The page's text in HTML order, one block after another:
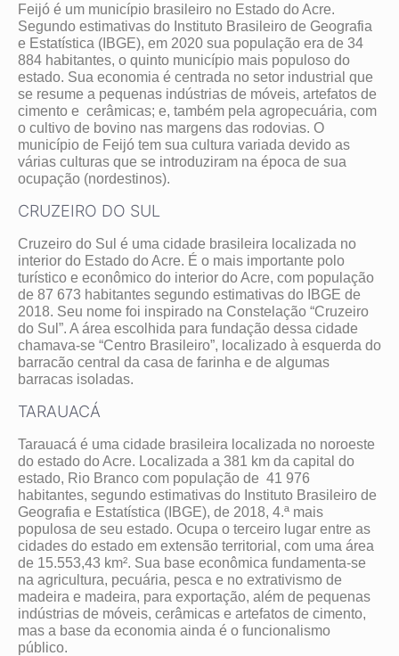
Feijó é um município brasileiro no Estado do Acre.
Segundo estimativas do Instituto Brasileiro de Geografia
e Estatística (IBGE), em 2020 sua população era de 34
884 habitantes, o quinto município mais populoso do
estado. Sua economia é centrada no setor industrial que
se resume a pequenas indústrias de móveis, artefatos de
cimento e cerâmicas; e, também pela agropecuária, com
o cultivo de bovino nas margens das rodovias. O
município de Feijó tem sua cultura variada devido as
várias culturas que se introduziram na época de sua
ocupação (nordestinos).
CRUZEIRO DO SUL
Cruzeiro do Sul é uma cidade brasileira localizada no
interior do Estado do Acre. É o mais importante polo
turístico e econômico do interior do Acre, com população
de 87 673 habitantes segundo estimativas do IBGE de
2018. Seu nome foi inspirado na Constelação “Cruzeiro
do Sul”. A área escolhida para fundação dessa cidade
chamava-se “Centro Brasileiro”, localizado à esquerda do
barracão central da casa de farinha e de algumas
barracas isoladas.
TARAUACÁ
Tarauacá é uma cidade brasileira localizada no noroeste
do estado do Acre. Localizada a 381 km da capital do
estado, Rio Branco com população de 41 976
habitantes, segundo estimativas do Instituto Brasileiro de
Geografia e Estatística (IBGE), de 2018, 4.ª mais
populosa de seu estado. Ocupa o terceiro lugar entre as
cidades do estado em extensão territorial, com uma área
de 15.553,43 km². Sua base econômica fundamenta-se
na agricultura, pecuária, pesca e no extrativismo de
madeira e madeira, para exportação, além de pequenas
indústrias de móveis, cerâmicas e artefatos de cimento,
mas a base da economia ainda é o funcionalismo
público.